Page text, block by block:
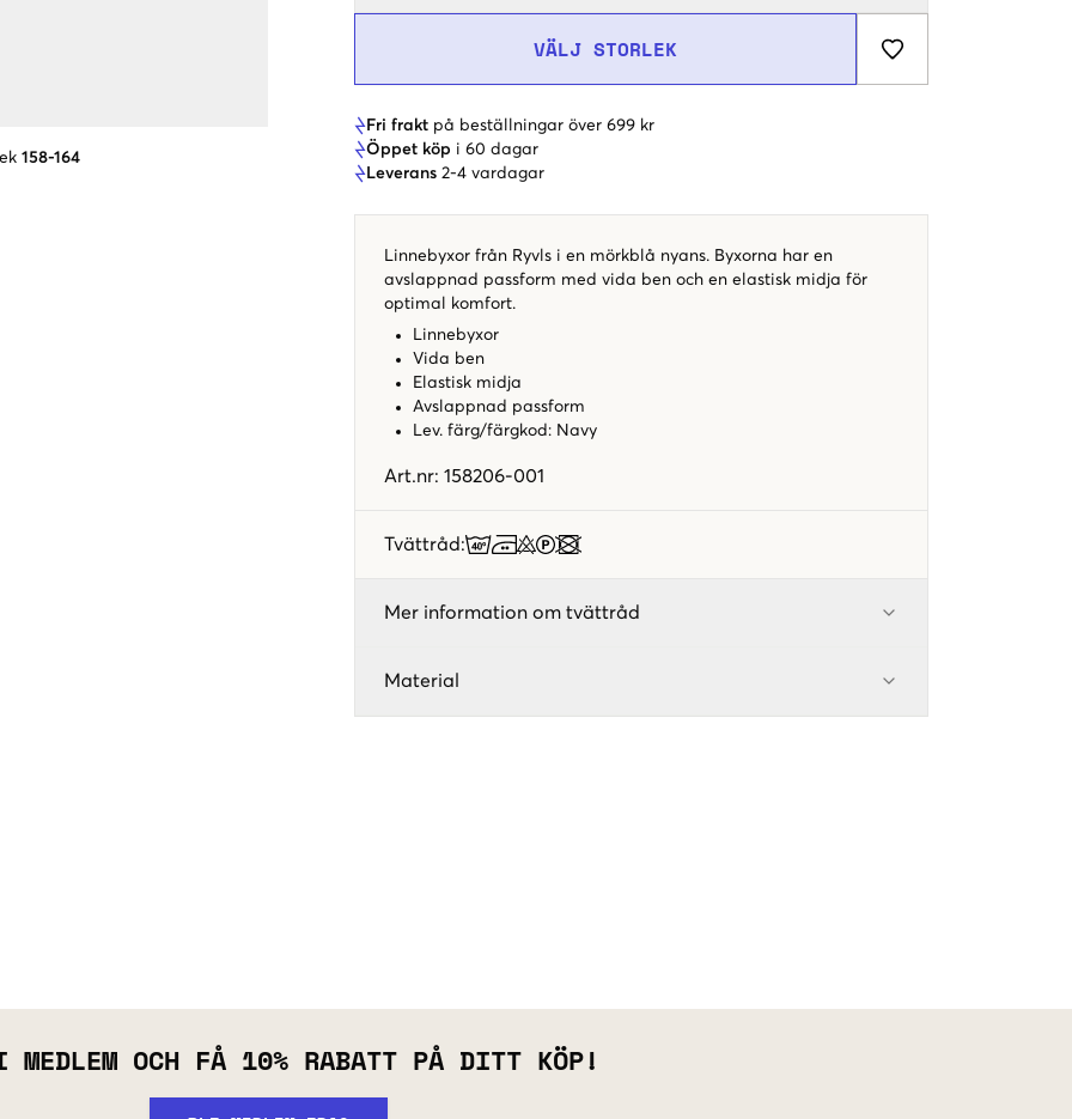
158-164
VÄLJ STORLEK
Fri frakt på beställningar över 699 kr
Öppet köp i 60 dagar
Leverans 2-4 vardagar
Linnebyxor från Ryvls i en mörkblå nyans. Byxorna har en
avslappnad passform med vida ben och en elastisk midja för
optimal komfort.
Linnebyxor
Vida ben
Elastisk midja
Avslappnad passform
Lev. färg/färgkod : Navy
Art.nr: 158206-001
Tvättråd:
Mer information om tvättråd
Material
MEDLEM OCH FÅ 10% RABATT PÅ DITT KÖP!